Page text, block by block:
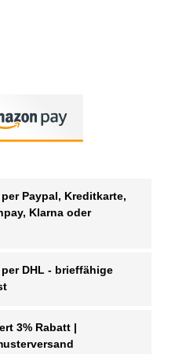
Paypal, Kreditkarte,
Klarna oder
DHL - brieffähige
3% Rabatt |